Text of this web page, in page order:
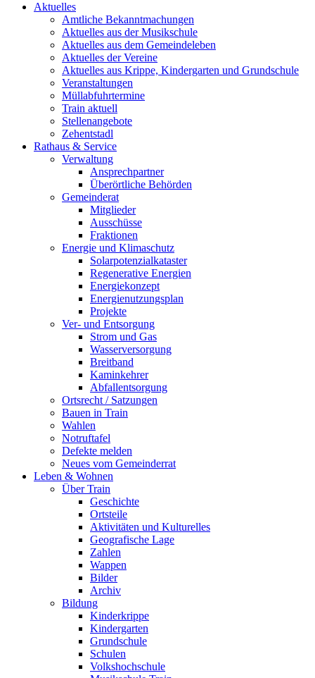
Aktuelles
Amtliche Bekanntmachungen
Aktuelles aus der Musikschule
Aktuelles aus dem Gemeindeleben
Aktuelles der Vereine
Aktuelles aus Krippe, Kindergarten und Grundschule
Veranstaltungen
Müllabfuhrtermine
Train aktuell
Stellenangebote
Zehentstadl
Rathaus & Service
Verwaltung
Ansprechpartner
Überörtliche Behörden
Gemeinderat
Mitglieder
Ausschüsse
Fraktionen
Energie und Klimaschutz
Solarpotenzialkataster
Regenerative Energien
Energiekonzept
Energienutzungsplan
Projekte
Ver- und Entsorgung
Strom und Gas
Wasserversorgung
Breitband
Kaminkehrer
Abfallentsorgung
Ortsrecht / Satzungen
Bauen in Train
Wahlen
Notruftafel
Defekte melden
Neues vom Gemeinderrat
Leben & Wohnen
Über Train
Geschichte
Ortsteile
Aktivitäten und Kulturelles
Geografische Lage
Zahlen
Wappen
Bilder
Archiv
Bildung
Kinderkrippe
Kindergarten
Grundschule
Schulen
Volkshochschule